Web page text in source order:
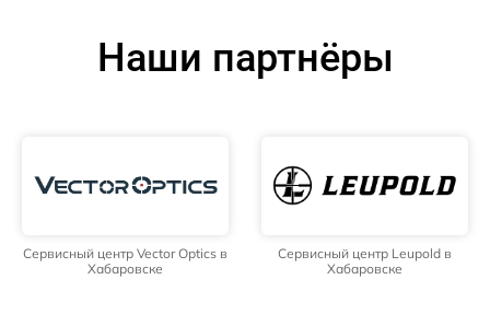
Наши партнёры
Сервисный центр Vector Optics в
Хабаровске
Сервисный центр Leupold в
Хабаровске